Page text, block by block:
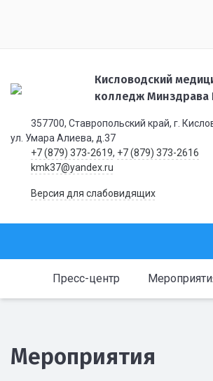
Кисловодский
колледж
357700, Ставропольский край, г.
ул. Умара Алиева, д.37
+7 (879) 373-2619, +7 (879) 373-2616
kmk37@yandex.ru
Версия для слабовидящих
Пресс-центр
Мероприятия